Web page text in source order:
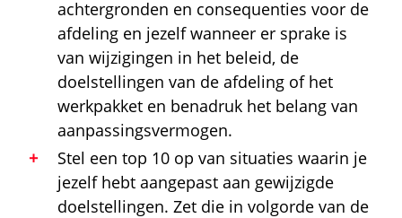
achtergronden en consequenties voor de
afdeling en jezelf wanneer er sprake is
van wijzigingen in het beleid, de
doelstellingen van de afdeling of het
werkpakket en benadruk het belang van
aanpassingsvermogen.
Stel een top 10 op van situaties waarin je
jezelf hebt aangepast aan gewijzigde
doelstellingen. Zet die in volgorde van de